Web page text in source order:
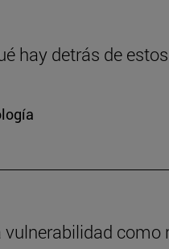
hay detrás de
como